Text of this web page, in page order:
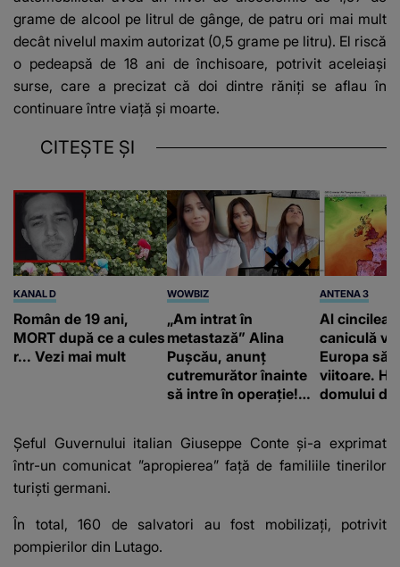
grame de alcool pe litrul de gânge, de patru ori mai mult
decât nivelul maxim autorizat (0,5 grame pe litru). El riscă
o pedeapsă de 18 ani de închisoare, potrivit aceleiaşi
surse, care a precizat că doi dintre răniţi se aflau în
continuare între viaţă şi moarte.
CITEȘTE ȘI
KANAL D
Român de 19 ani,
MORT după ce a cules
r... Vezi mai mult
WOWBIZ
„Am intrat în
metastază” Alina
Pușcău, anunț
cutremurător înainte
să intre în operație!
fanilor
ANTENA 3
Al cincilea
caniculă
Europa
viitoare.
domului de
Şeful Guvernului italian Giuseppe Conte şi-a exprimat
într-un comunicat ”apropierea” faţă de familiile tinerilor
turişti germani.
În total, 160 de salvatori au fost mobilizaţi, potrivit
pompierilor din Lutago.